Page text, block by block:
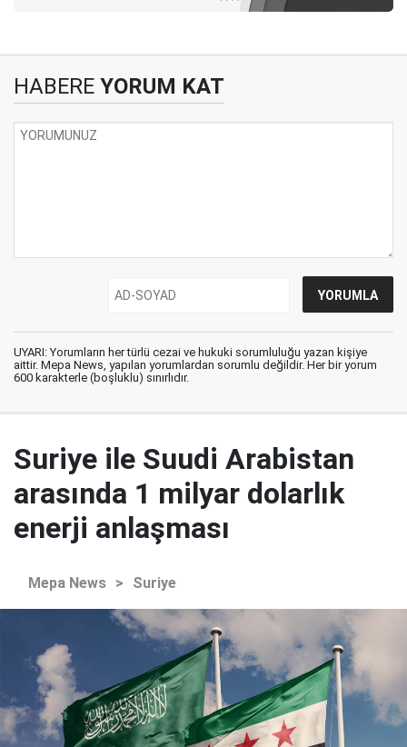
HABERE YORUM KAT
UYARI: Yorumların her türlü cezai ve hukuki sorumluluğu yazan kişiye
aittir. Mepa News, yapılan yorumlardan sorumlu değildir. Her bir yorum
600 karakterle (boşluklu) sınırlıdır.
Suriye ile Suudi Arabistan
arasında 1 milyar dolarlık
enerji anlaşması
Mepa News > Suriye